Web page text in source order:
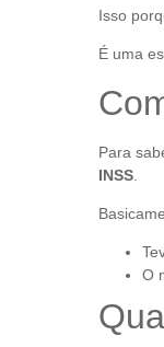
Isso
É uma
Para
INSS
O